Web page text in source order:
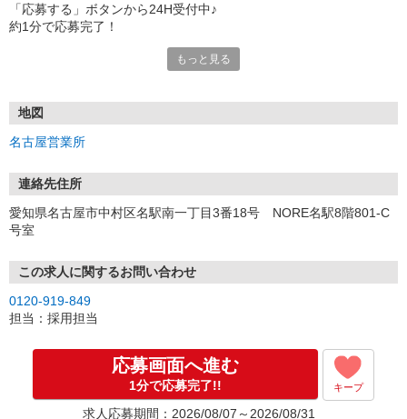
「応募する」ボタンから24H受付中♪
約1分で応募完了！
①応募から3営業日を目安に、メールorお電話でご連絡します。
★スマホでWEB面接（LINEなど）・出張面接・事務所面接と選べま
す
③面接実施（履歴書不要）
④勤務開始（スタート日は応相談）
お気軽にご応募ください♪
もっと見る
地図
名古屋営業所
連絡先住所
愛知県名古屋市中村区名駅南一丁目3番18号 NORE名駅8階801-C
号室
この求人に関するお問い合わせ
0120-919-849
担当：採用担当
応募画面へ進む
1分で応募完了!! キープ
求人応募期間：2026/08/07～2026/08/31